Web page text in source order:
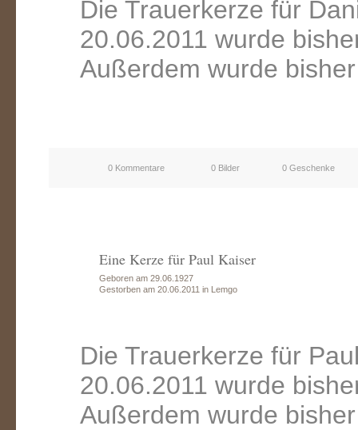
Die Trauerkerze für
20.06.2011 wurde
Außerdem wurde
0 Kommentare 0 Bilder 0 Geschenke
Eine Kerze für Paul Kaiser
Geboren am 29.06.1927
Gestorben am 20.06.2011 in Lemgo
Die Trauerkerze für
20.06.2011 wurde
Außerdem wurde